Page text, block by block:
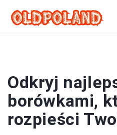
Odkryj
borówkami,
rozpieści